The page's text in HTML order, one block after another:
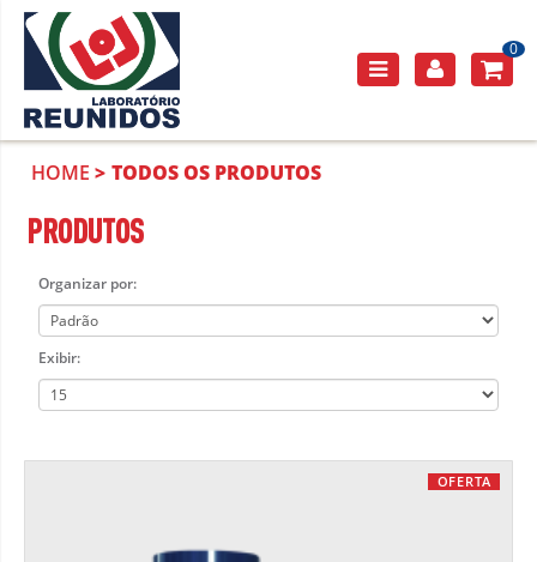
0
HOME TODOS OS PRODUTOS
PRODUTOS
Organizar por:
Exibir:
OFERTA